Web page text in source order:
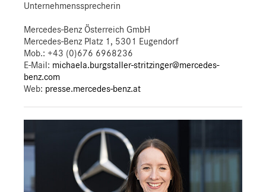
Unternehmenssprecherin
Mercedes-Benz Österreich GmbH
Mercedes-Benz Platz 1, 5301 Eugendorf
Mob.: +43 (0)676 6968236
E-Mail: michaela.burgstaller-stritzinger@mercedes-
benz.com
Web: presse.mercedes-benz.at